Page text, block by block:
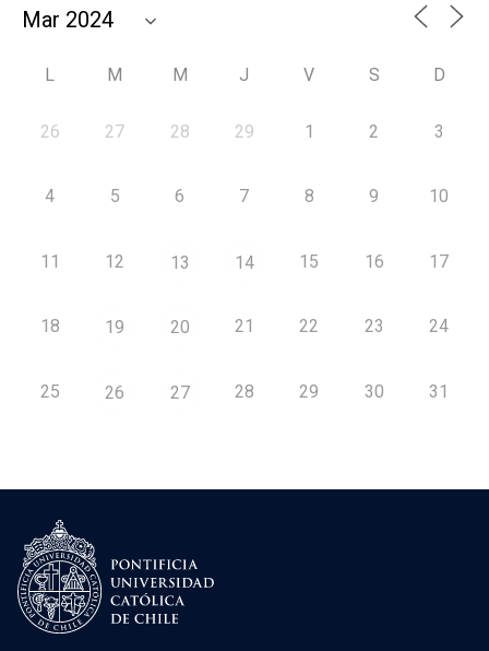
L M M J V S D
26 27 28 29 1 2 3
4 5 6 7 8 9 10
11 12 13 14 15 16 17
18 19 20 21 22 23 24
25 26 27 28 29 30 31